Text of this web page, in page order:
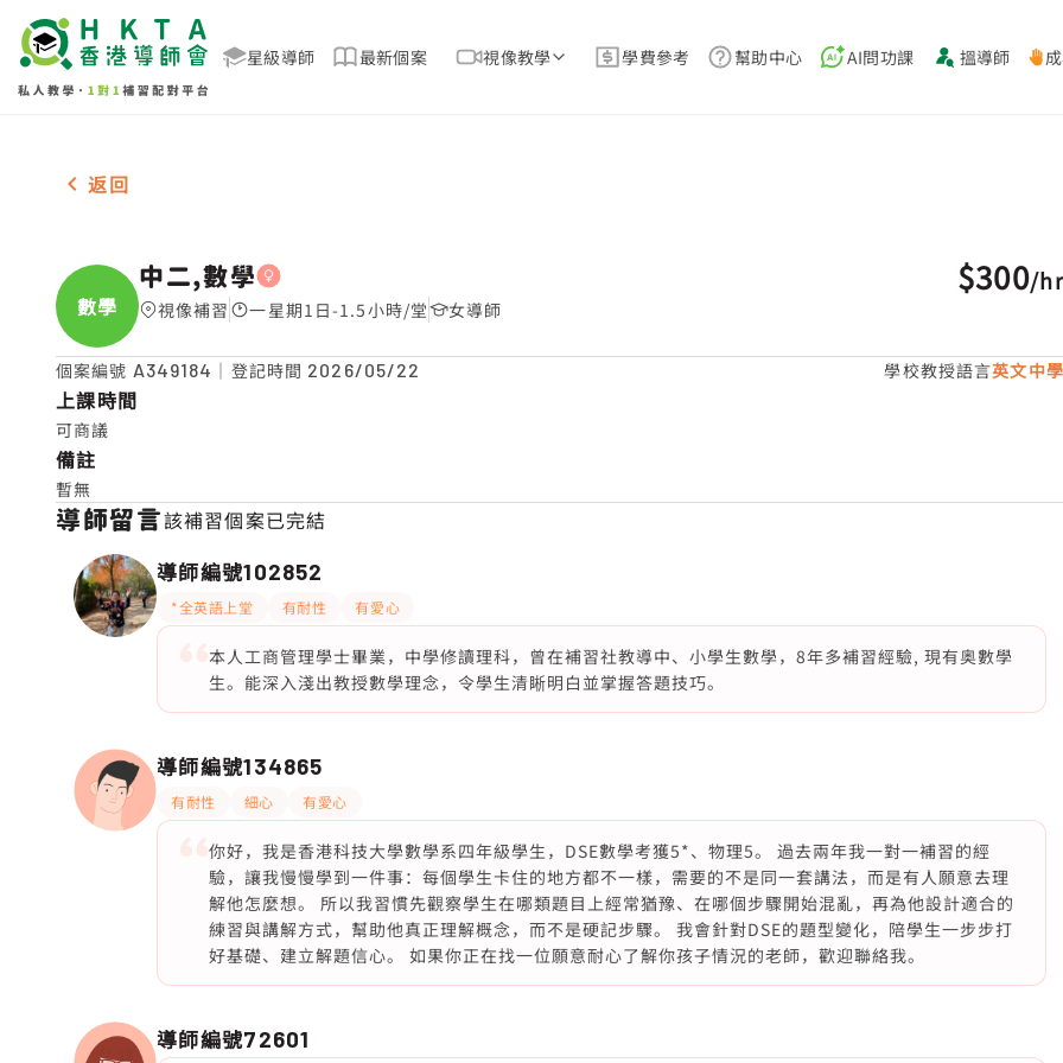
星級導師 最新個案 視像教學 學費參考 幫助中心 AI問功課 搵導師
女-1名 中二,數學，上水 補習推介
返回
數學
中二,數學
視像補習 一星期1日-1.5小時/堂 女導師
$300/hr
個案編號 A349184 ｜登記時間 2026/05/22 學校教授語言英文中學
上課時間
可商議
備註
暫無
導師留言該補習個案已完結
導師編號102852
*全英語上堂 有耐性 有愛心
本人工商管理學士畢業，中學修讀理科，曾在補習社教導中、小學生數學，8年多補習經驗, 現有奥數學
生。能深入淺出教授數學理念，令學生清𥇦明白並掌握答題技巧。
導師編號134865
有耐性 細心 有愛心
你好，我是香港科技大學數學系四年級學生，DSE數學考獲5*、物理5。 過去兩年我一對一補習的經
驗，讓我慢慢學到一件事：每個學生卡住的地方都不一樣，需要的不是同一套講法，而是有人願意去理
解他怎麼想。 所以我習慣先觀察學生在哪類題目上經常猶豫、在哪個步驟開始混亂，再為他設計適合的
練習與講解方式，幫助他真正理解概念，而不是硬記步驟。 我會針對DSE的題型變化，陪學生一步步打
好基礎、建立解題信心。 如果你正在找一位願意耐心了解你孩子情況的老師，歡迎聯絡我。
導師編號72601